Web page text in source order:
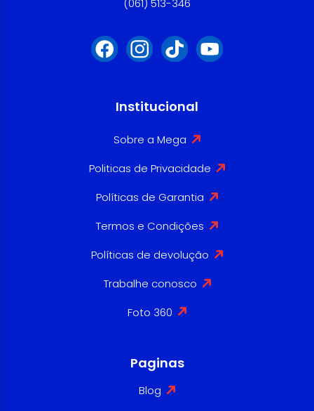
Institucional
Sobre a Mega
Politicas de Privacidade
Políticas de Garantia
Termos e Condições
Políticas de devolução
Trabalhe conosco
Foto 360
Paginas
Blog